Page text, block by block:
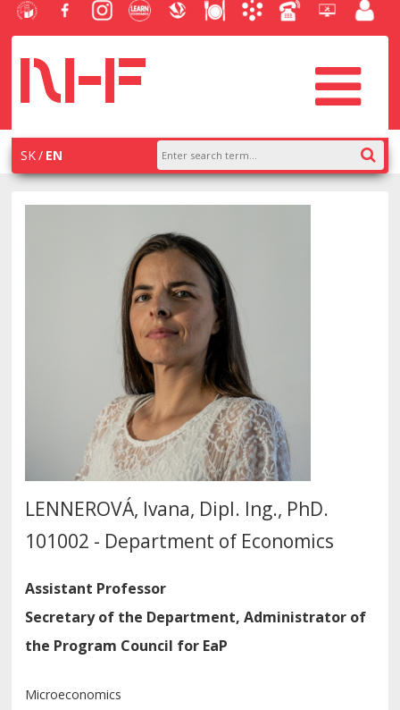
University
of
Economics
Bratislava
Facebook
NHF
Instagram
NHF
Learn
Economics
SlovakDiningAcademic
AiS2
PhoneHelpdesk
SK EN
LENNEROVÁ, Ivana, Dipl. Ing., PhD.
101002 - Department of Economics
Assistant Professor
Secretary of the Department, Administrator of
the Program Council for EaP
Microeconomics